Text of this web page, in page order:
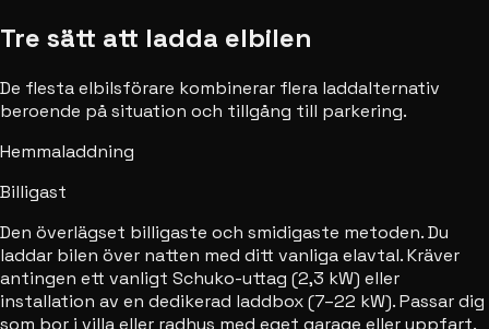
Tre sätt att ladda elbilen
De flesta elbilsförare kombinerar flera laddalternativ
beroende på situation och tillgång till parkering.
Hemmaladdning
Billigast
Den överlägset billigaste och smidigaste metoden. Du
laddar bilen över natten med ditt vanliga elavtal. Kräver
antingen ett vanligt Schuko-uttag (2,3 kW) eller
installation av en dedikerad laddbox (7–22 kW). Passar dig
som bor i villa eller radhus med eget garage eller uppfart.